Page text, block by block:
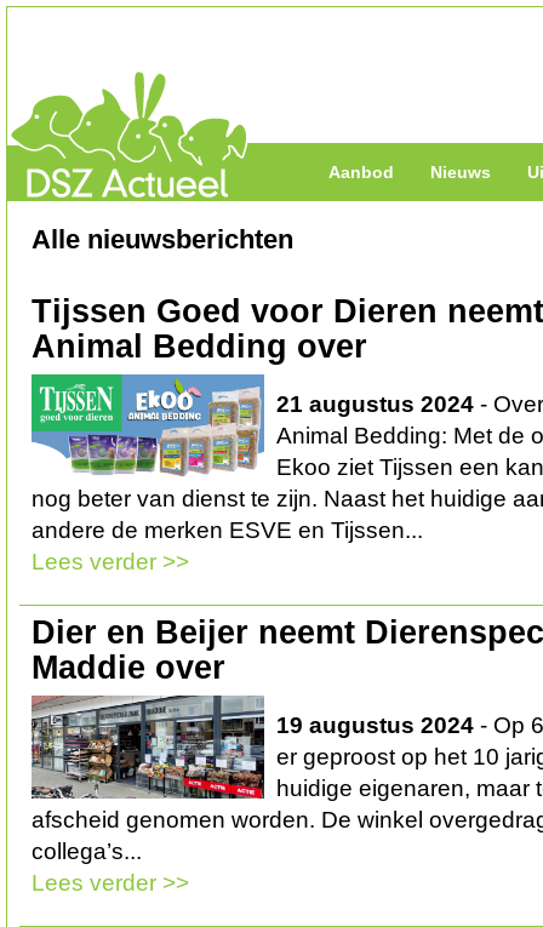
Aanbod Nieuws
Alle nieuwsberichten
Tijssen Goed voor Dieren
Animal Bedding over
21 augustus 2024 -
Animal Bedding: Met de
Ekoo ziet Tijssen een
nog beter van dienst te zijn. Naast het huidige
andere de merken ESVE en Tijssen...
Lees verder >>
Dier en Beijer neemt
Maddie over
19 augustus 2024 - Op
er geproost op het 10
huidige eigenaren, maar
afscheid genomen worden. De winkel
collega’s...
Lees verder >>